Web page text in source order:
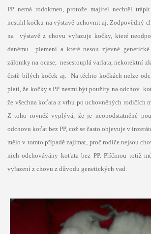
PP nemá rodokmen, protože majitel nechtěl
nestihl kočku na výstavě uchovnit aj. Zodpovědný
na výstavě z chovu vyřazuje kočky, které
danému plemeni a které nesou zjevné genetické
zálomky na ocase, nesestouplá varlata, nekorektní
čistě bílých koček aj. Na těchto kočkách nelze
platí, že kočky s PP nesmí být použity na odchov
že všechna koťata z vrhu po uchovněných rodičích
Z toho rovněž vyplývá, že je neopodstatněné
odchovu koťat bez PP, což se často objevuje v
mělo v tomto případě zajímat, proč rodiče nejsou
nich odchovávány koťata bez PP. Příčinou totiž
vyřazení z chovu z důvodu genetických vad.